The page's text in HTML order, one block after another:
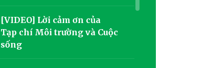
[VIDEO] Lời cảm ơn của
Tạp chí Môi trường và Cuộc
sống